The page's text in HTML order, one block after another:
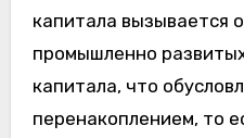
капитала вызывается
промышленно
капитала, что
перенакоплением, то